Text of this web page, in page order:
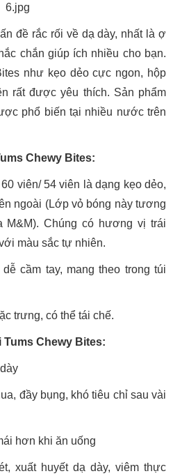
đề rắc rối về dạ dày, nhất là ợ
chắn giúp ích nhiều cho bạn.
như kẹo dẻo cực ngon, hộp
rất được yêu thích. Sản phẩm
phổ biến tại nhiều nước trên
Chewy Bites:
viên/ 54 viên là dạng kẹo dẻo,
ngoài (Lớp vỏ bóng này tương
Chúng có hương vị trái
màu sắc tự nhiên.
cầm tay, mang theo trong túi
trưng, có thể tái chế.
Chewy Bites:
đầy bụng, khó tiêu chỉ sau vài
hơn khi ăn uống
xuất huyết dạ dày, viêm thực